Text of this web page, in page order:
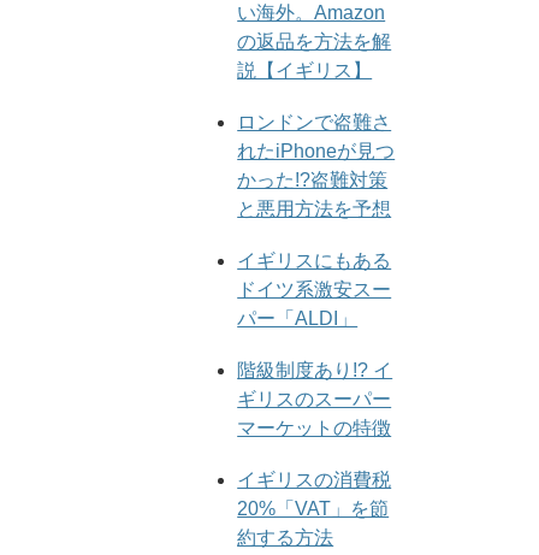
い海外。Amazon
の返品を方法を解
説【イギリス】
ロンドンで盗難さ
れたiPhoneが見つ
かった!?盗難対策
と悪用方法を予想
イギリスにもある
ドイツ系激安スー
パー「ALDI」
階級制度あり!? イ
ギリスのスーパー
マーケットの特徴
イギリスの消費税
20%「VAT」を節
約する方法